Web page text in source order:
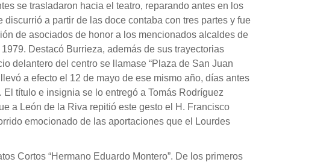
se trasladaron hacia el teatro, reparando antes en los
a partir de las doce contaba con tres partes y fue
de asociados de honor a los mencionados alcaldes de
Destacó Burrieza, además de sus trayectorias
delantero del centro se llamase “Plaza de San Juan
a efecto el 12 de mayo de ese mismo año, días antes
título e insignia se lo entregó a Tomás Rodríguez
a León de la Riva repitió este gesto el H. Francisco
emocionado de las aportaciones que el Lourdes
Cortos “Hermano Eduardo Montero”. De los primeros